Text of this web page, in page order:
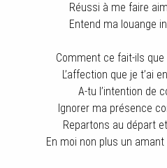
Réussi à me faire
Entend ma louange
Comment ce fait-ils que
L’affection que je t’ai
A-tu l’intention de
Ignorer ma présence
Repartons au départ
En moi non plus un